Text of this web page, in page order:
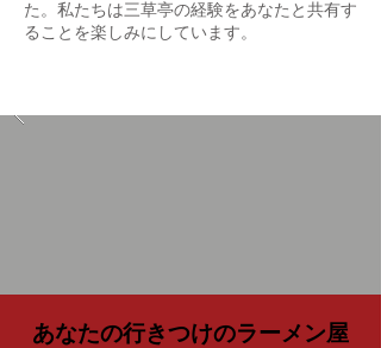
た。私たちは三草亭の経験をあなたと共有す
ることを楽しみにしています。
あなたの行きつけのラーメン屋